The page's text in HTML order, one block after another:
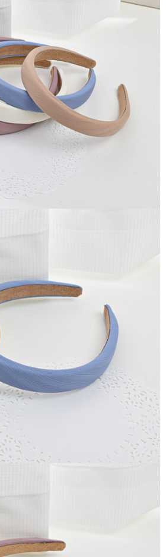
使用他人資訊註冊。若發現惡意使用之情形，
停止該用戶之使用額度並採取法律行動。
以上)免運費